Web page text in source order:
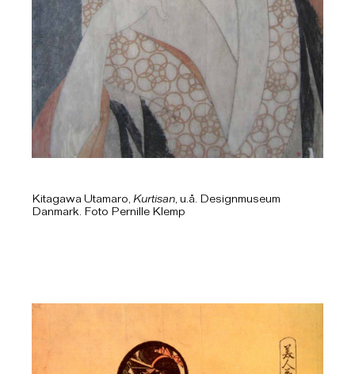
Kitagawa Utamaro, Kurtisan, u.å. Designmuseum
Danmark. Foto Pernille Klemp